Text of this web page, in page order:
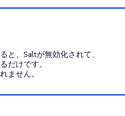
と、Saltが無効化されて、
だけです。
ません。